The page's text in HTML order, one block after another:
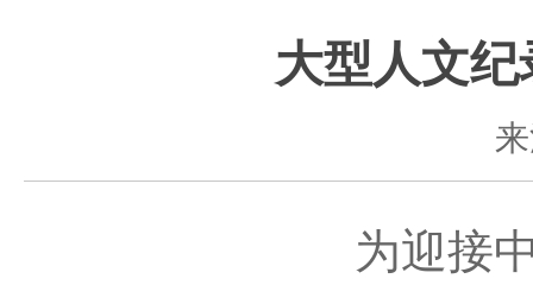
大型人文
为迎接中